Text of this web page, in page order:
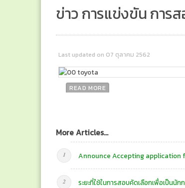
ข่าว การแข่งขัน การ
Last updated on 07 ตุลาคม 2562
READ MORE
More Articles...
Announce Accepting application
ระยะที่ใช้ในการสอบคัดเลือกเพื่อเป็น